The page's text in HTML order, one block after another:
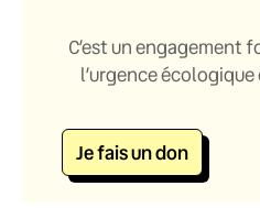
C’est un engagement
l’urgence
Je fais un don